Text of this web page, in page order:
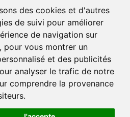
des cookies et d'autres
de suivi pour améliorer
de navigation sur
pour vous montrer un
et des publicités
analyser le trafic de notre
comprendre la provenance
ligne
Livraison / Point retrait
Commandez en ligne et
recevez votre commande
rapidement chez vous ou en
point retrait
Livraison chez vous ou en